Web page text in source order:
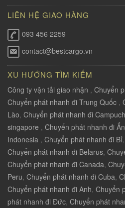
LIÊN HỆ GIAO HÀNG
093 456 2259
contact@bestcargo.vn
XU HƯỚNG TÌM KIẾM
Công ty vận tải giao nhận , Chuyển
Chuyển phát nhanh đi Trung Quốc ,
Lào, Chuyển phát nhanh đi
singapore , Chuyển phát nhanh đi
Indonesia , Chuyển phát nhanh đi Bỉ,
Chuyển phát nhanh đi Belarus,
Chuyển phát nhanh đi Canada,
Peru, Chuyển phát nhanh đi Cuba,
Chuyển phát nhanh đi Anh, Chuyển
phát nhanh đi Đức, Chuyển phát